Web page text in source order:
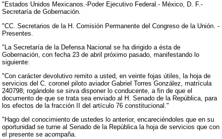
"Estados Unidos Mexicanos.-Poder Ejecutivo Federal.- México, D. F.-
Secretaría de Gobernación.
"CC. Secretarios de la H. Comisión Permanente del Congreso de la Unión. -
Presentes.
"La Secretaría de la Defensa Nacional se ha dirigido a ésta de
Gobernación, con fecha 23 de abril próximo pasado, manifestando lo
siguiente:
"Con carácter devolutivo remito a usted, en veinte fojas útiles, la hoja de
servicios del C. coronel piloto aviador Gabriel Torres González, matrícula
240798; rogándole se sirva disponer lo conducente, a fin de que el
documento de que se trata sea enviado al H. Senado de la República, para
los efectos de la fracción II del artículo 76 constitucional."
"Hago del conocimiento de ustedes lo anterior, encareciéndoles que en su
oportunidad se turne al Senado de la República la hoja de servicios que con
el presente se acompaña.